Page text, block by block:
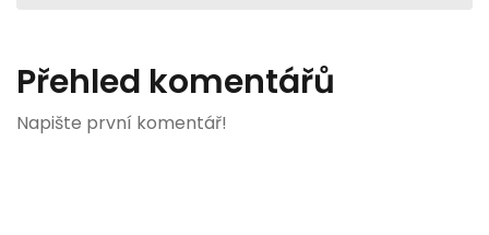
Přehled komentářů
Napište první komentář!